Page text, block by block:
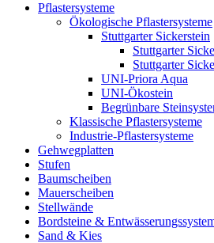
Pflastersysteme
Ökologische Pflastersysteme
Stuttgarter Sickerstein
Stuttgarter
Stuttgarter
UNI-Priora Aqua
UNI-Ökostein
Begrünbare
Klassische Pflastersysteme
Industrie-Pflastersysteme
Gehwegplatten
Stufen
Baumscheiben
Mauerscheiben
Stellwände
Bordsteine &
Sand & Kies